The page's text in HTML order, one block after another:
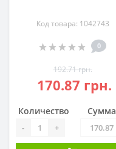
Код товара: 1042743
0
192.71 грн.
170.87 грн.
Количество
- +
Сумма